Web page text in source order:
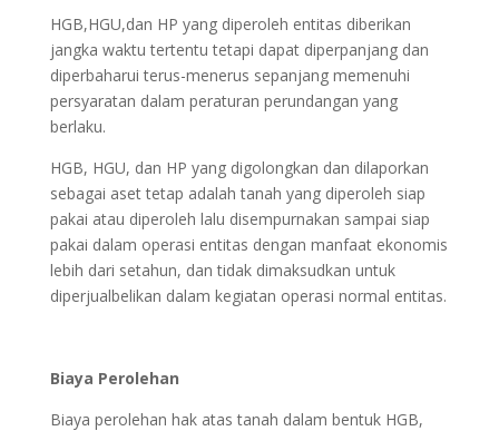
HGB,HGU,dan HP yang diperoleh entitas diberikan
jangka waktu tertentu tetapi dapat diperpanjang dan
diperbaharui terus-menerus sepanjang memenuhi
persyaratan dalam peraturan perundangan yang
berlaku.
HGB, HGU, dan HP yang digolongkan dan dilaporkan
sebagai aset tetap adalah tanah yang diperoleh siap
pakai atau diperoleh lalu disempurnakan sampai siap
pakai dalam operasi entitas dengan manfaat ekonomis
lebih dari setahun, dan tidak dimaksudkan untuk
diperjualbelikan dalam kegiatan operasi normal entitas.
Biaya Perolehan
Biaya perolehan hak atas tanah dalam bentuk HGB,